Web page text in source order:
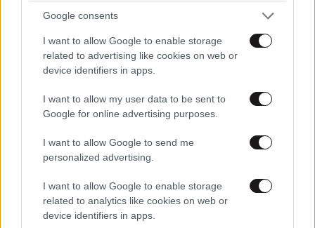
Google consents
I want to allow Google to enable storage
related to advertising like cookies on web or
device identifiers in apps.
I want to allow my user data to be sent to
Google for online advertising purposes.
I want to allow Google to send me
personalized advertising.
I want to allow Google to enable storage
related to analytics like cookies on web or
device identifiers in apps.
φτάνει στο γήπεδο του Παναθηναϊκού